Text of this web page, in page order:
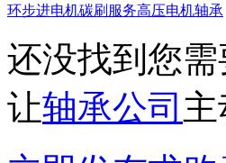
环步进电机碳刷 服务高压电机轴承
还没找到您需
让轴承公司